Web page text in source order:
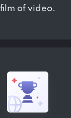
film of video.